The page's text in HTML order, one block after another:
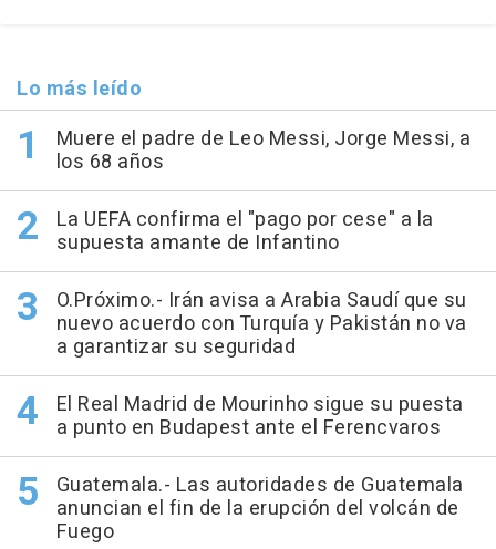
Lo más leído
Muere el padre de Leo Messi, Jorge Messi, a
los 68 años
La UEFA confirma el "pago por cese" a la
supuesta amante de Infantino
O.Próximo.- Irán avisa a Arabia Saudí que su
nuevo acuerdo con Turquía y Pakistán no va
a garantizar su seguridad
El Real Madrid de Mourinho sigue su puesta
a punto en Budapest ante el Ferencvaros
Guatemala.- Las autoridades de Guatemala
anuncian el fin de la erupción del volcán de
Fuego